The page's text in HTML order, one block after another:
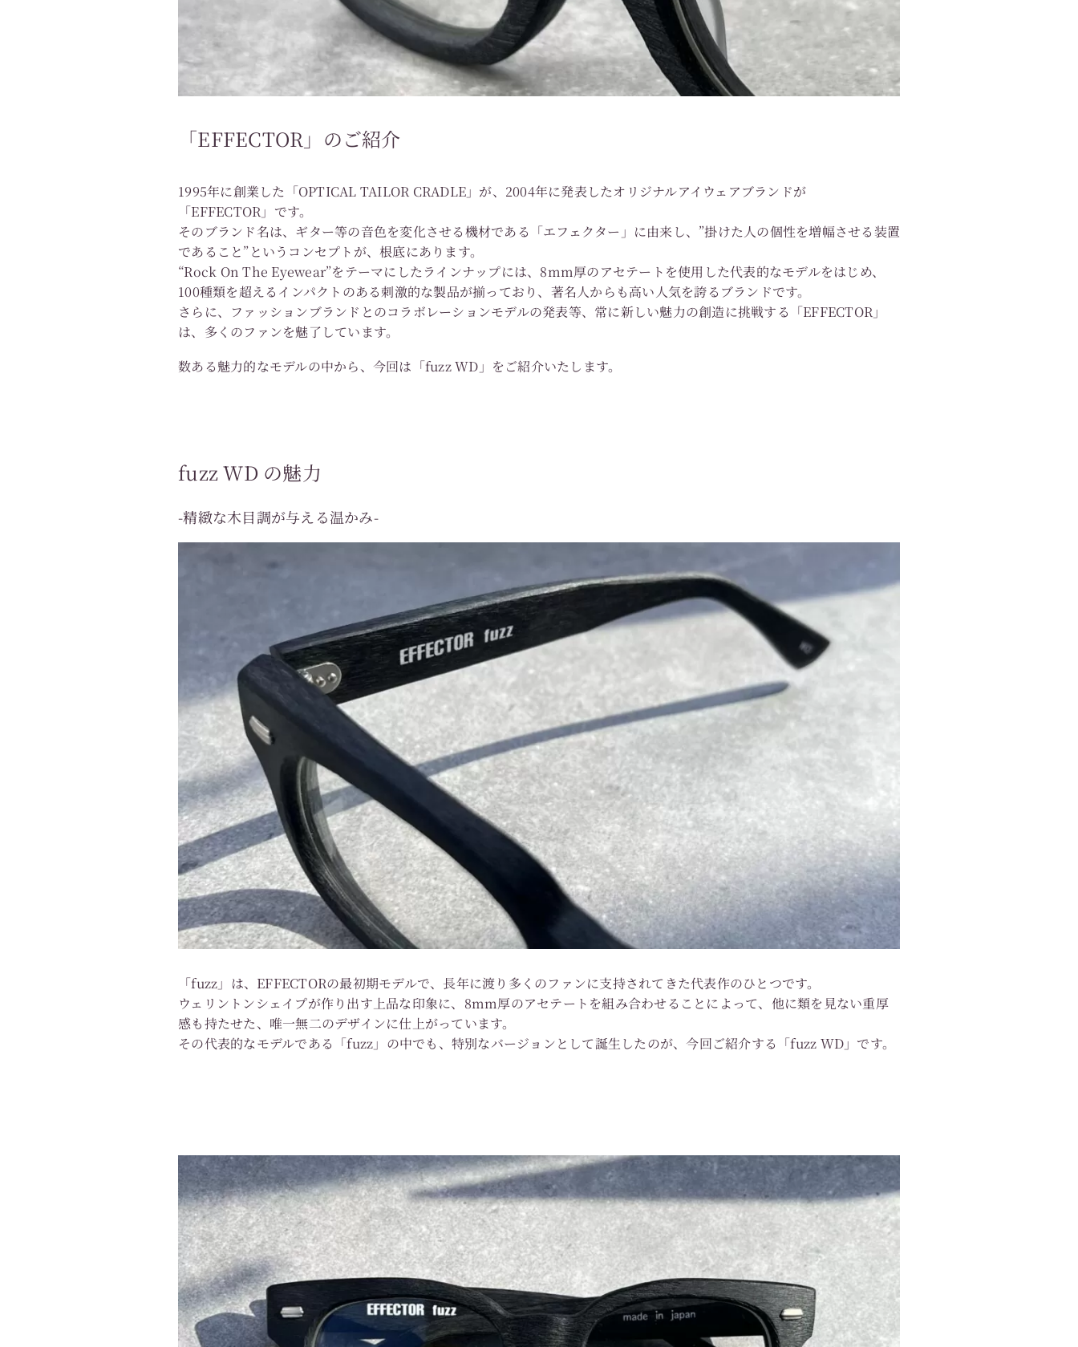
「EFFECTOR」のご紹介
1995年に創業した「OPTICAL TAILOR CRADLE」が、2004年に発表したオリジナルアイウェアブランドが
「EFFECTOR」です。
そのブランド名は、ギター等の音色を変化させる機材である「エフェクター」に由来し、”掛けた人の個性を増幅させる装置
であること”というコンセプトが、根底にあります。
“Rock On The Eyewear”をテーマにしたラインナップには、8mm厚のアセテートを使用した代表的なモデルをはじめ、
100種類を超えるインパクトのある刺激的な製品が揃っており、著名人からも高い人気を誇るブランドです。
さらに、ファッションブランドとのコラボレーションモデルの発表等、常に新しい魅力の創造に挑戦する「EFFECTOR」
は、多くのファンを魅了しています。
数ある魅力的なモデルの中から、今回は「fuzz WD」をご紹介いたします。
fuzz WD の魅力
-精緻な木目調が与える温かみ-
「fuzz」は、EFFECTORの最初期モデルで、長年に渡り多くのファンに支持されてきた代表作のひとつです。
ウェリントンシェイプが作り出す上品な印象に、8mm厚のアセテートを組み合わせることによって、他に類を見ない重厚
感も持たせた、唯一無二のデザインに仕上がっています。
その代表的なモデルである「fuzz」の中でも、特別なバージョンとして誕生したのが、今回ご紹介する「fuzz WD」です。